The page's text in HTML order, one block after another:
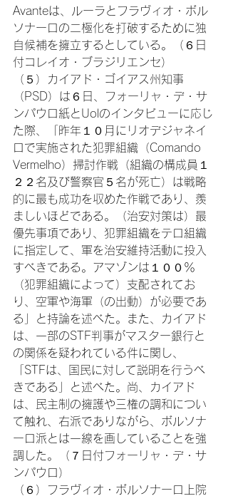
Avanteは、ルーラとフラヴィオ・ボル
ソナーロの二極化を打破するために独
自候補を擁立するとしている。（６日
付コレイオ・ブラジリエンセ）
（５）カイアド・ゴイアス州知事
（PSD）は６日、フォーリャ・デ・サ
ンパウロ紙とUolのインタビューに応じ
た際、「昨年１０月にリオデジャネイ
ロで実施された犯罪組織（Comando
Vermelho）掃討作戦（組織の構成員１
２２名及び警察官５名が死亡）は戦略
的に最も成功を収めた作戦であり、羨
ましいほどである。（治安対策は）最
優先事項であり、犯罪組織をテロ組織
に指定して、軍を治安維持活動に投入
すべきである。アマゾンは１００％
（犯罪組織によって）支配されてお
り、空軍や海軍（の出動）が必要であ
る」と持論を述べた。また、カイアド
は、一部のSTF判事がマスター銀行と
の関係を疑われている件に関し、
「STFは、国民に対して説明を行うべ
きである」と述べた。尚、カイアド
は、民主制の擁護や三権の調和につい
て触れ、右派でありながら、ボルソナ
ーロ派とは一線を画していることを強
調した。（７日付フォーリャ・デ・サ
ンパウロ）
（６）フラヴィオ・ボルソナーロ上院